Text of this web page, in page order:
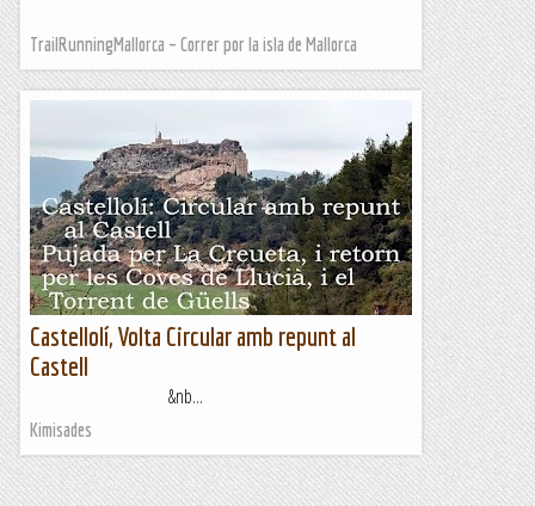
TrailRunningMallorca – Correr por la isla de Mallorca
Castellolí, Volta Circular amb repunt al
Castell
&nb...
Kimisades